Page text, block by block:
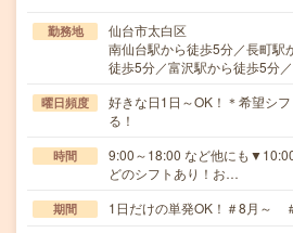
勤務地
仙台市太白区
南仙台駅から徒歩5分／長町駅
徒歩5分／富沢駅から徒歩5分
曜日頻度
好きな日1日～OK！＊希望シ
る！
時間
9:00～18:00 など他にも
どのシフトあり！お…
期間 1日だけの単発OK！＃8月～